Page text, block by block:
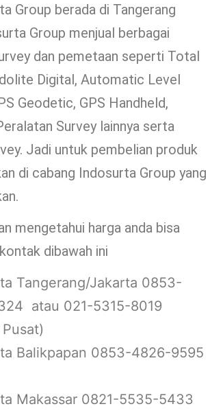
Group berada di Tangerang
Group menjual berbagai
dan pemetaan seperti Total
Digital, Automatic Level
Geodetic, GPS Handheld,
Survey lainnya serta
Jadi untuk pembelian produk
di cabang Indosurta Group yang
mengetahui harga anda bisa
dibawah ini
Tangerang/Jakarta 0853-
atau 021-5315-8019
Balikpapan 0853-4826-9595
Makassar 0821-5535-5433